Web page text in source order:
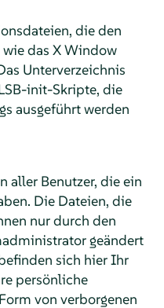
die den
das X Window
Unterverzeichnis
init-Skripte, die
ausgeführt werden
aller Benutzer, die ein
Die Dateien, die
nur durch den
geändert
sich hier Ihr
persönliche
von verborgenen